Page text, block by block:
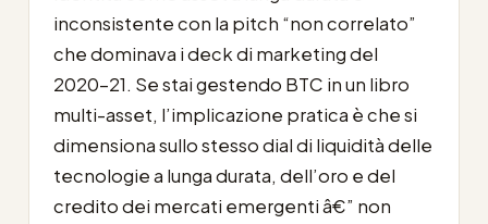
inconsistente con la pitch “non correlato”
che dominava i deck di marketing del
2020-21. Se stai gestendo BTC in un libro
multi-asset, l’implicazione pratica è che si
dimensiona sullo stesso dial di liquidità delle
tecnologie a lunga durata, dell’oro e del
credito dei mercati emergenti â€” non